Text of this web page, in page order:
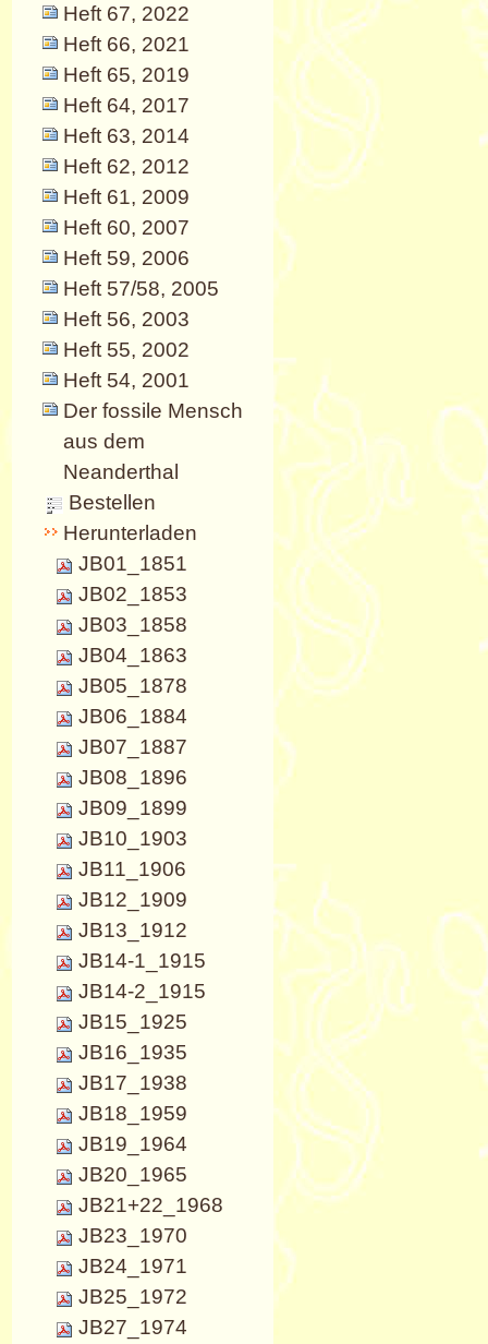
Heft 67, 2022
Heft 66, 2021
Heft 65, 2019
Heft 64, 2017
Heft 63, 2014
Heft 62, 2012
Heft 61, 2009
Heft 60, 2007
Heft 59, 2006
Heft 57/58, 2005
Heft 56, 2003
Heft 55, 2002
Heft 54, 2001
Der fossile Mensch
aus dem
Neanderthal
Bestellen
Herunterladen
JB01_1851
JB02_1853
JB03_1858
JB04_1863
JB05_1878
JB06_1884
JB07_1887
JB08_1896
JB09_1899
JB10_1903
JB11_1906
JB12_1909
JB13_1912
JB14-1_1915
JB14-2_1915
JB15_1925
JB16_1935
JB17_1938
JB18_1959
JB19_1964
JB20_1965
JB21+22_1968
JB23_1970
JB24_1971
JB25_1972
JB27_1974